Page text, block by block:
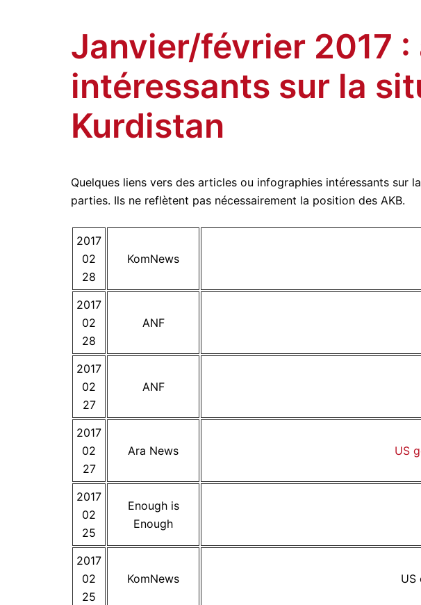
Janvier/février 2017
intéressants sur la
Kurdistan
Quelques liens vers des articles ou infographies intéressants sur
parties. Ils ne reflètent pas nécessairement la position des AKB.
2017
02
28
KomNews
2017
02
28
ANF
2017
02
27
ANF
2017
02
27
Ara News US
2017
02
25
Enough is
Enough
2017
02
25
KomNews US